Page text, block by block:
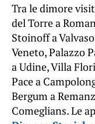
Tra le dimore
del Torre a
Stoinoff a
Veneto, Palazzo
a Udine, Villa
Pace a
Bergum a
Comeglians. Le